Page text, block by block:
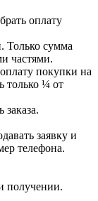
оплату
Только сумма
частями.
покупки на
только ¼ от
заказа.
заявку и
телефона.
получении.